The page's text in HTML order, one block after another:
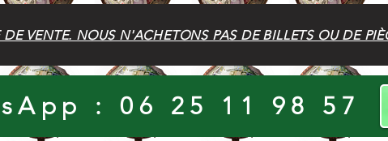
VENTE. NOUS N'ACHETONS PAS DE BILLETS OU DE
: 06 25 11 98 57